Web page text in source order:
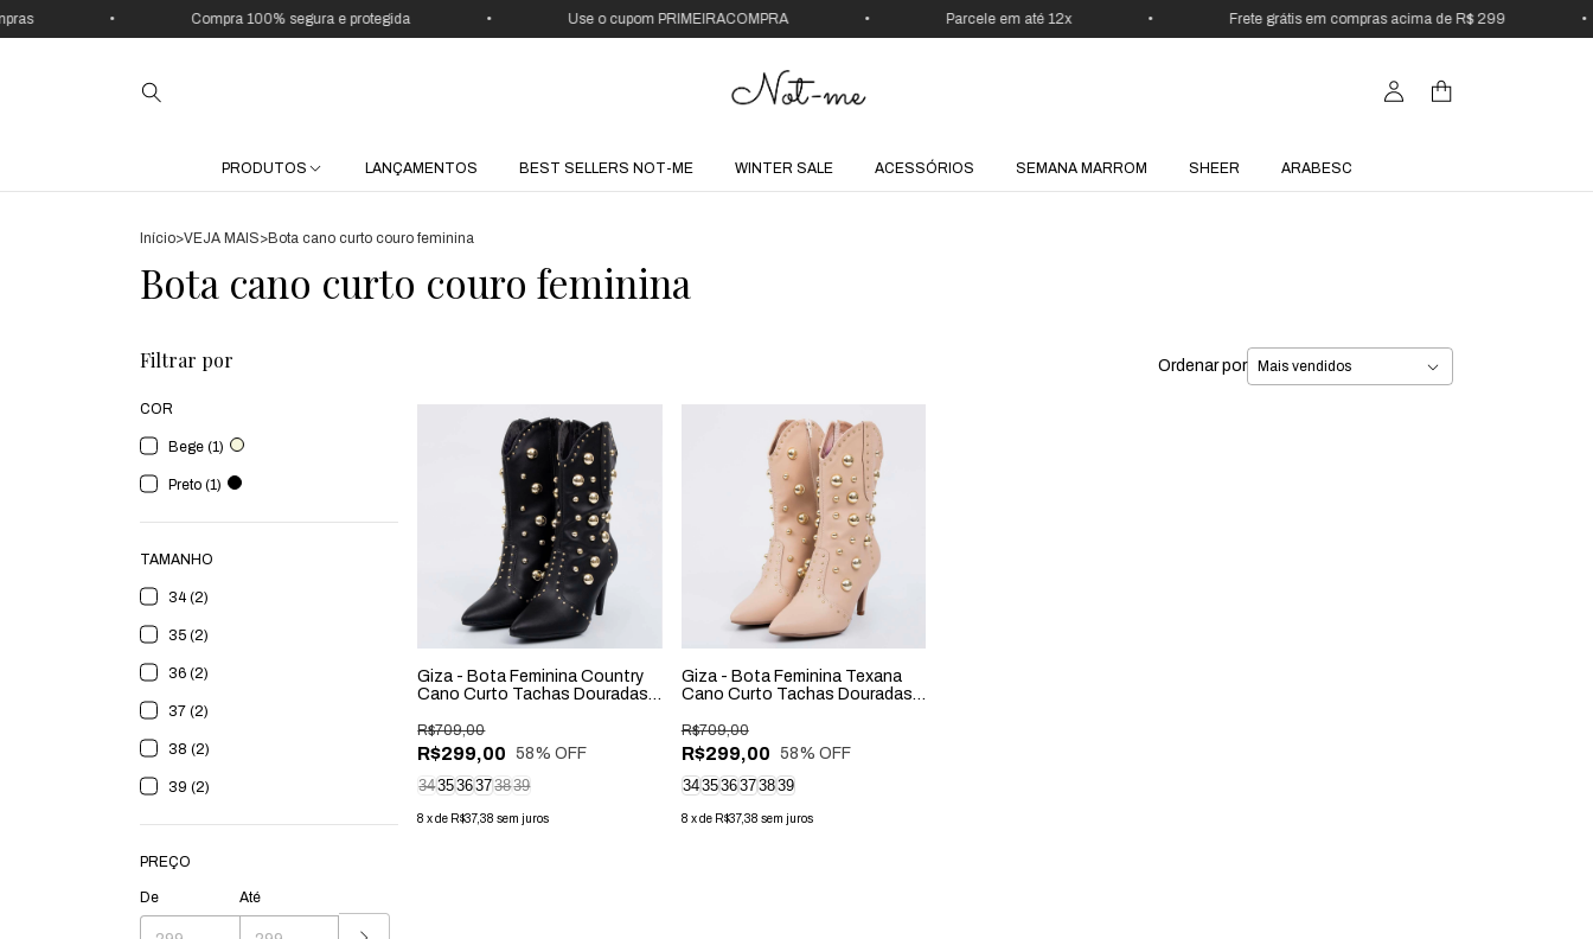
Compra 100% segura e protegida Use o cupom PRIMEIRACOMPRA Parcele em até 12x Frete grátis em compras acima de R$ 299
PRODUTOS LANÇAMENTOS BEST SELLERS NOT-ME WINTER SALE ACESSÓRIOS SEMANA MARROM SHEER ARABESC
Início>VEJA MAIS>Bota cano curto couro feminina
Bota cano curto couro feminina
Filtrar por
COR
Bege (1)
Preto (1)
TAMANHO
34 (2)
35 (2)
36 (2)
37 (2)
38 (2)
39 (2)
PREÇO
De Até
Ordenar por
Giza - Bota Feminina Country
Cano Curto Tachas Douradas
R$299,00
R$709,00
58% OFF
343536373839
8 xde R$37,38 sem juros
Giza - Bota Feminina Texana
Cano Curto Tachas Douradas
R$299,00
R$709,00
58% OFF
343536373839
8 xde R$37,38 sem juros